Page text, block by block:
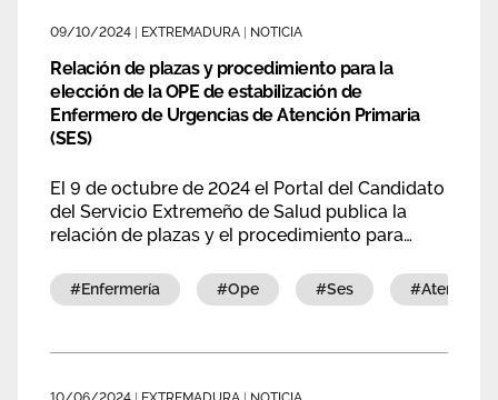
09/10/2024 EXTREMADURA NOTICIA
Relación de plazas y procedimiento para la
elección de la OPE de estabilización de
Enfermero de Urgencias de Atención Primaria
(SES)
El 9 de octubre de 2024 el Portal del Candidato
del Servicio Extremeño de Salud publica la
relación de plazas y el procedimiento para
de estabilización de la categoría de
Enfermero/a de Urgencias de Atención
#enfermería #ope #ses #atención